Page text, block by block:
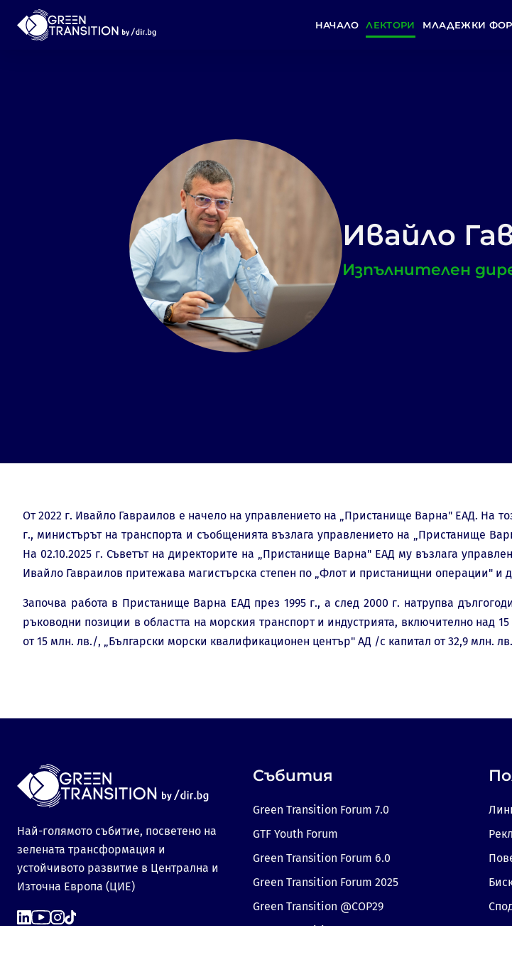
НАЧАЛО ЛЕКТОРИ МЛАДЕЖКИ
Ивайло
Изпълнителен
От 2022 г. Ивайло Гавраилов е начело на управлението на „Пристанище Варна" ЕАД. На
г., министърът на транспорта и съобщенията възлага управлението на „Пристанище
На 02.10.2025 г. Съветът на директорите на „Пристанище Варна" ЕАД му възлага
Ивайло Гавраилов притежава магистърска степен по „Флот и пристанищни операции" и
Започва работа в Пристанище Варна ЕАД през 1995 г., а след 2000 г. натрупва
ръководни позиции в областта на морския транспорт и индустрията, включително над
от 15 млн. лв./, „Български морски квалификационен център" АД /с капитал от 32,9 млн.
Най-голямото събитие, посветено на
зелената трансформация и
устойчивото развитие в Централна и
Източна Европа (ЦИЕ)
Събития
Green Transition Forum 7.0
GTF Youth Forum
Green Transition Forum 6.0
Green Transition Forum 2025
Green Transition @COP29
Green Transition 2024